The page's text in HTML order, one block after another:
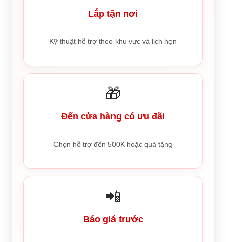
Lắp tận nơi
Kỹ thuật hỗ trợ theo khu vực và lịch hẹn
🎁
Đến cửa hàng có ưu đãi
Chọn hỗ trợ đến 500K hoặc quà tặng
📲
Báo giá trước